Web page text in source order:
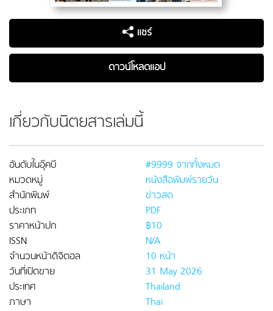
แชร์
ดาวน์โหลดแอป
เกี่ยวกับนิตยสารเล่มนี้
อันดับในอุ๊คบี
#9999 จากทั้งหมด
หมวดหมู่
หนังสือพิมพ์รายวัน
สำนักพิมพ์
ข่าวสด
ประเภท
PDF
ราคาหน้าปก
฿10
ISSN
N/A
จำนวนหน้าดิจิตอล
10 หน้า
วันที่เปิดขาย
31 May 2026
ประเทศ
Thailand
ภาษา
Thai